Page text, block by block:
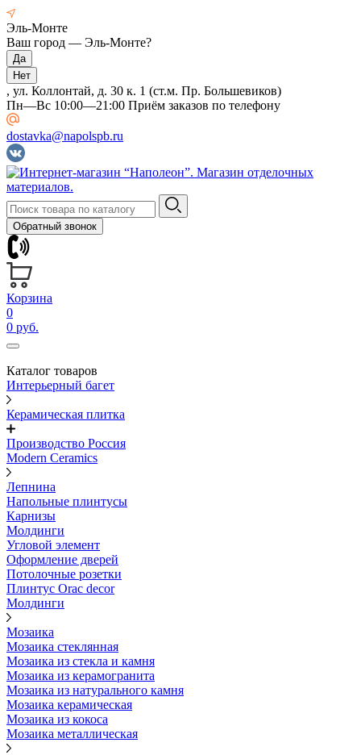
Эль-Монте
Ваш город — Эль-Монте?
, ул. Коллонтай, д. 30 к. 1 (ст.м. Пр. Большевиков)
Пн—Вс 10:00—21:00 Приём заказов по телефону
dostavka@napolspb.ru
Обратный звонок
Корзина
0
0 руб.
Каталог товаров
Интерьерный багет
Керамическая плитка
Производство Россия
Modern Ceramics
Лепнина
Напольные плинтусы
Карнизы
Молдинги
Угловой элемент
Оформление дверей
Потолочные розетки
Плинтус Orac decor
Молдинги
Мозаика
Мозаика стеклянная
Мозаика из стекла и камня
Мозаика из керамогранита
Мозаика из натурального камня
Мозаика керамическая
Мозаика из кокоса
Мозаика металлическая